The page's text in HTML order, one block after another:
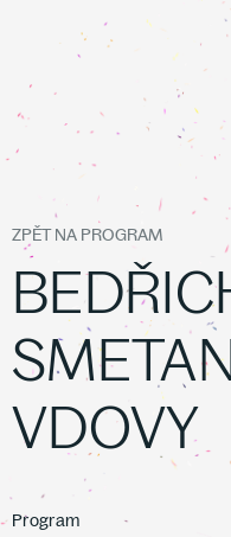
ZPĚT NA PROGRAM
VDOVY
Program